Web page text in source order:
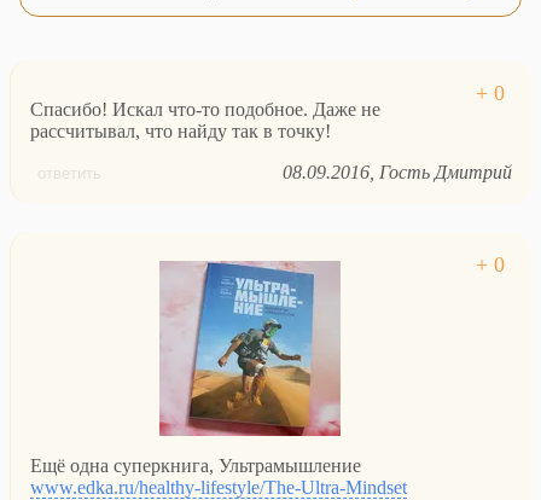
Спасибо! Искал что-то подобное. Даже не
рассчитывал, что найду так в точку!
ответить 08.09.2016 Гость Дмитрий
Ещё одна суперкнига, Ультрамышление
www.edka.ru/healthy-lifestyle/The-Ultra-Mindset